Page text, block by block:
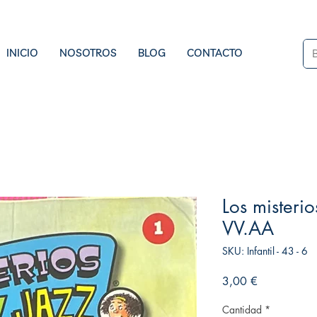
INICIO NOSOTROS BLOG CONTACTO
Los
VV.AA
SKU: Infantil - 43 - 6
3,00 €
Cantidad *